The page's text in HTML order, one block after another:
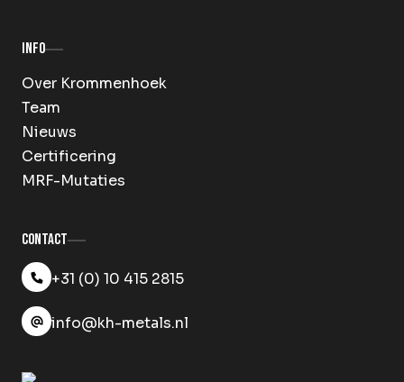
Info
Over Krommenhoek
Team
Nieuws
Certificering
MRF-Mutaties
Contact
+31 (0) 10 415 2815
info@kh-metals.nl